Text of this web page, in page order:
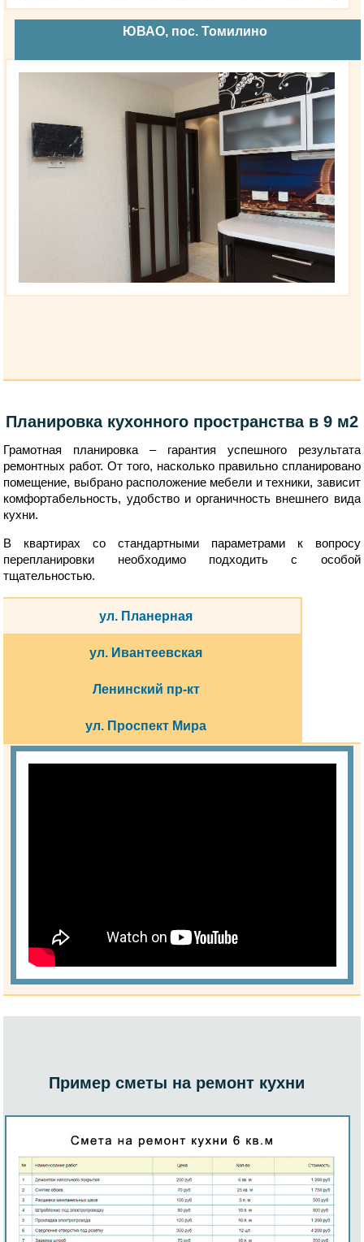
ЮВАО, пос. Томилино
Планировка кухонного пространства в 9 м2
Грамотная планировка – гарантия успешного результата
ремонтных работ. От того, насколько правильно спланировано
помещение, выбрано расположение мебели и техники, зависит
комфортабельность, удобство и органичность внешнего вида
кухни.
В квартирах со стандартными параметрами к вопросу
перепланировки необходимо подходить с особой
тщательностью.
ул. Планерная
ул. Ивантеевская
Ленинский пр-кт
ул. Проспект Мира
Пример сметы на ремонт кухни